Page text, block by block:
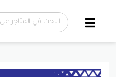
تخطي إلى
المحتوى